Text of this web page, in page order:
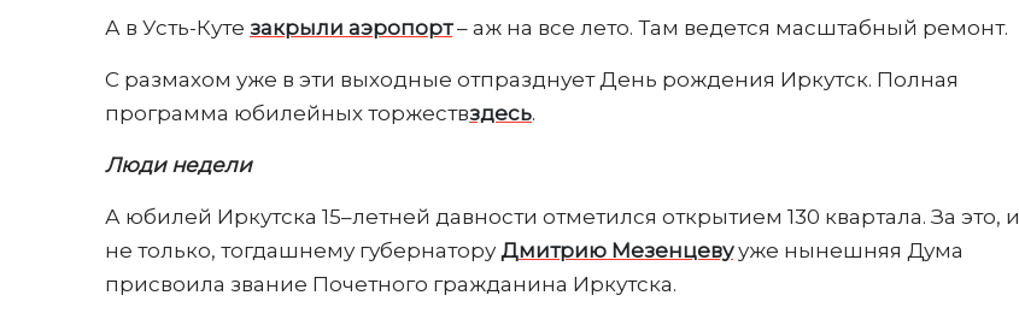
А в Усть-Куте закрыли аэропорт– аж на все лето. Там ведется масштабный ремонт.
С размахом уже в эти выходные отпразднует День рождения Иркутск. Полная
программа юбилейных торжествздесь.
Люди недели
А юбилей Иркутска 15–летней давности отметился открытием 130 квартала. За это, и
не только, тогдашнему губернатору Дмитрию Мезенцевууже нынешняя Дума
присвоила звание Почетного гражданина Иркутска.